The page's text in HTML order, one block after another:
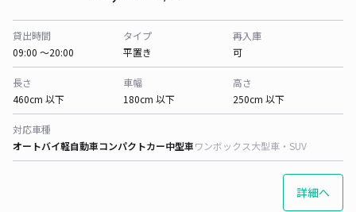
貸出時間
09:00 〜20:00
タイプ
平置き
再入庫
可
長さ
460cm 以下
車幅
180cm 以下
高さ
250cm 以下
対応車種
オートバイ軽自動車コンパクトカー中型車ワンボックス大型車・SUV
詳細へ